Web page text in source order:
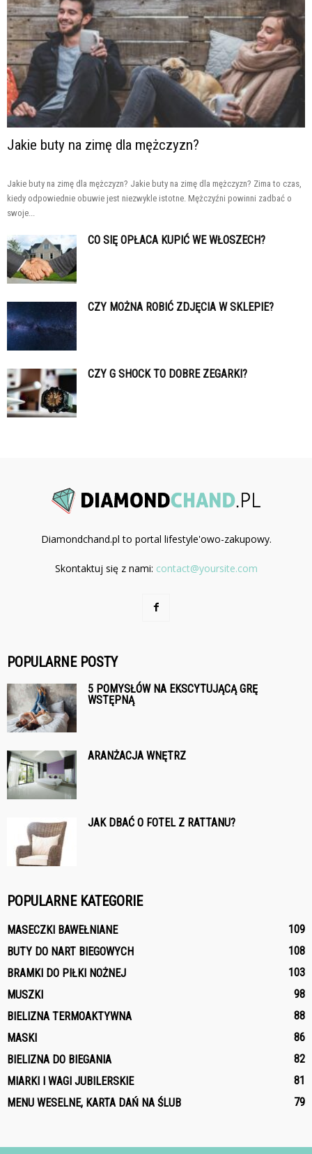
Jakie buty na zimę dla mężczyzn?
Jakie buty na zimę dla mężczyzn? Jakie buty na zimę dla mężczyzn? Zima to czas,
kiedy odpowiednie obuwie jest niezwykle istotne. Mężczyźni powinni zadbać o
swoje...
CO SIĘ OPŁACA KUPIĆ WE WŁOSZECH?
CZY MOŻNA ROBIĆ ZDJĘCIA W SKLEPIE?
CZY G SHOCK TO DOBRE ZEGARKI?
Diamondchand.pl to portal lifestyle'owo-zakupowy.
Skontaktuj się z nami: contact@yoursite.com
POPULARNE POSTY
5 POMYSŁÓW NA EKSCYTUJĄCĄ GRĘ
WSTĘPNĄ
ARANŻACJA WNĘTRZ
JAK DBAĆ O FOTEL Z RATTANU?
POPULARNE KATEGORIE
MASECZKI BAWEŁNIANE
109
BUTY DO NART BIEGOWYCH
108
BRAMKI DO PIŁKI NOŻNEJ
103
MUSZKI
98
BIELIZNA TERMOAKTYWNA
88
MASKI
86
BIELIZNA DO BIEGANIA
82
MIARKI I WAGI JUBILERSKIE
81
MENU WESELNE, KARTA DAŃ NA ŚLUB
79